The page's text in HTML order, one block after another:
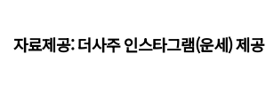
자료제공: 더사주 인스타그램(운세) 제공